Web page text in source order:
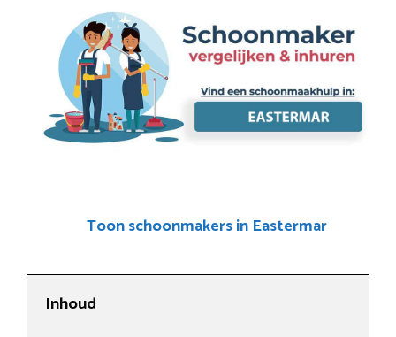
Toon schoonmakers in Eastermar
Inhoud